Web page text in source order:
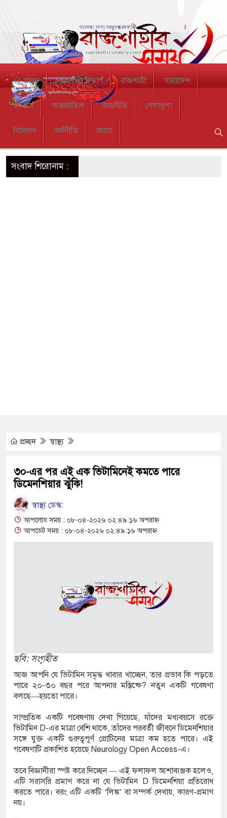
প্রচ্ছদ রাজশাহী বিভাগ রাজশাহী সারাদেশ
জাতীয় আন্তর্জাতিক রাজনীতি খেলাধুলা
বিনোদন অর্থনীতি আরো
সংবাদ শিরোনাম :
বড় জয়
মিরাজের
বাংলা
ভারতীয়
বেড়ে
অন্তর্ভুক্ত
প্রচ্ছদ স্বাস্থ্য
৩০-এর পর এই এক ভিটামিনেই কমতে পারে
ডিমেনশিয়ার ঝুঁকি!
স্বাস্থ্য ডেস্ক:
আপলোড সময় : ০৮-০৪-২০২৬ ০২:৪৯:১৬ অপরাহ্ন
আপডেট সময় : ০৮-০৪-২০২৬ ০২:৪৯:১৬ অপরাহ্ন
ছবি: সংগৃহীত
আজ আপনি যে ভিটামিন সমৃদ্ধ খাবার খাচ্ছেন, তার প্রভাব কি পড়তে
পারে ২০-৩০ বছর পরে আপনার মস্তিষ্কে? নতুন একটি গবেষণা
বলছে—হয়তো পারে।
সাম্প্রতিক একটি গবেষণায় দেখা গিয়েছে, যাঁদের মধ্যবয়সে রক্তে
ভিটামিন D-এর মাত্রা বেশি থাকে, তাঁদের পরবর্তী জীবনে ডিমেনশিয়ার
সঙ্গে যুক্ত একটি গুরুত্বপূর্ণ প্রোটিনের মাত্রা কম হতে পারে। এই
গবেষণাটি প্রকাশিত হয়েছে Neurology Open Access-এ।
তবে বিজ্ঞানীরা স্পষ্ট করে দিচ্ছেন — এই ফলাফল আশাব্যঞ্জক হলেও,
এটি সরাসরি প্রমাণ করে না যে ভিটামিন D ডিমেনশিয়া প্রতিরোধ
করতে পারে। বরং এটি একটি ‘লিঙ্ক’ বা সম্পর্ক দেখায়, কারণ-প্রমাণ
নয়।